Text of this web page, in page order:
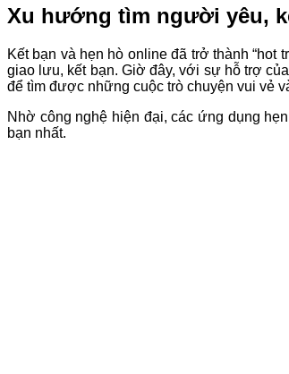
Xu hướng tìm người yêu,
Kết bạn và hẹn hò online đã trở thành
giao lưu, kết bạn. Giờ đây, với sự hỗ trợ
để tìm được những cuộc trò chuyện vui vẻ
Nhờ công nghệ hiện đại, các ứng dụng
bạn nhất.